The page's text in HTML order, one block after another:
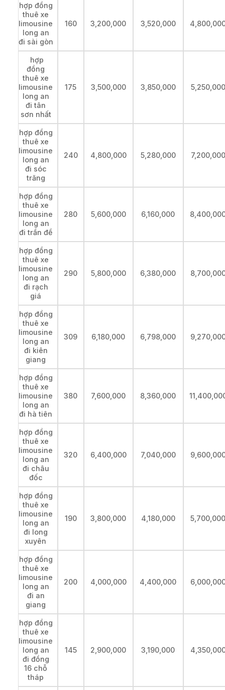
hợp đồng
thuê xe
limousine
long an
đi sài gòn
160 3,200,000 3,520,000
hợp
đồng
thuê xe
limousine
long an
đi tân
sơn nhất
175 3,500,000 3,850,000 5,250,000
hợp đồng
thuê xe
limousine
long an
đi sóc
trăng
240 4,800,000 5,280,000 7,200,000
hợp đồng
thuê xe
limousine
long an
đi trần đề
280 5,600,000 6,160,000
hợp đồng
thuê xe
limousine
long an
đi rạch
giá
290 5,800,000 6,380,000
hợp đồng
thuê xe
limousine
long an
đi kiên
giang
309 6,180,000 6,798,000
hợp đồng
thuê xe
limousine
long an
đi hà tiên
380 7,600,000 8,360,000
hợp đồng
thuê xe
limousine
long an
đi châu
đốc
320 6,400,000 7,040,000
hợp đồng
thuê xe
limousine
long an
đi long
xuyên
190 3,800,000 4,180,000
hợp đồng
thuê xe
limousine
long an
đi an
giang
200 4,000,000 4,400,000
hợp đồng
thuê xe
limousine
long an
đi đồng
16 chỗ
tháp
145 2,900,000 3,190,000